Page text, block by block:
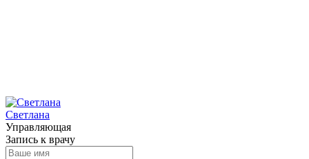
Светлана
Управляющая
Запись к врачу